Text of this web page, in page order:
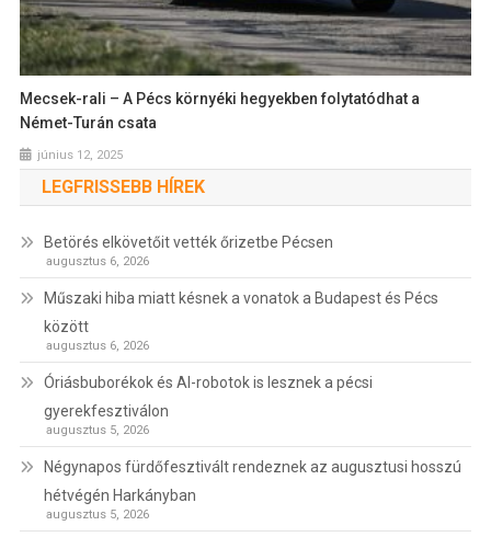
Mecsek-rali – A Pécs környéki hegyekben folytatódhat a
Német-Turán csata
június 12, 2025
LEGFRISSEBB HÍREK
Betörés elkövetőit vették őrizetbe Pécsen
augusztus 6, 2026
Műszaki hiba miatt késnek a vonatok a Budapest és Pécs
között
augusztus 6, 2026
Óriásbuborékok és AI-robotok is lesznek a pécsi
gyerekfesztiválon
augusztus 5, 2026
Négynapos fürdőfesztivált rendeznek az augusztusi hosszú
hétvégén Harkányban
augusztus 5, 2026